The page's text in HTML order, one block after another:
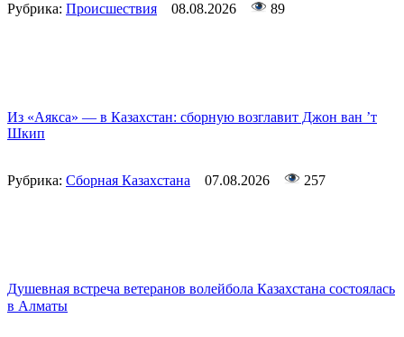
Рубрика: Происшествия 08.08.2026 89
Из «Аякса» — в Казахстан: сборную возглавит Джон ван ’т
Шкип
Рубрика: Сборная Казахстана 07.08.2026 257
Душевная встреча ветеранов волейбола Казахстана состоялась
в Алматы